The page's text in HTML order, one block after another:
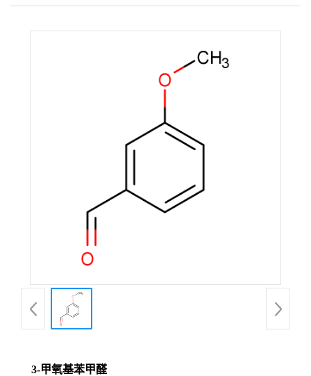
3-甲氧基苯甲醛